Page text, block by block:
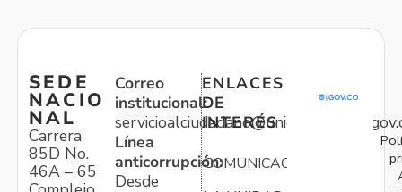
SEDE
NACIO
NAL
Carrera
85D No.
46A – 65
Correo
institucional:
Línea
anticorrupción:
Desde
ENLACES
DE
INTERÉS
COMUNICACIONES